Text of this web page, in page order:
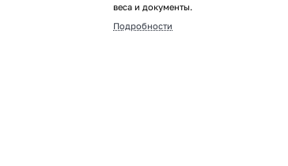
веса и документы.
Подробности